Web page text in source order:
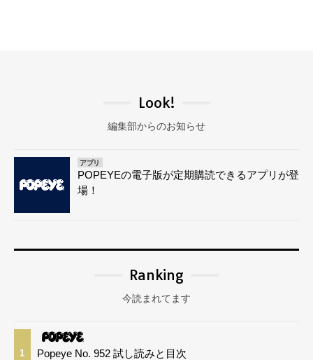
Look!
編集部からのお知らせ
アプリ
POPEYEの電子版が定期購読できるアプリが登
場！
Ranking
今読まれてます
1 Popeye No. 952 試し読みと目次